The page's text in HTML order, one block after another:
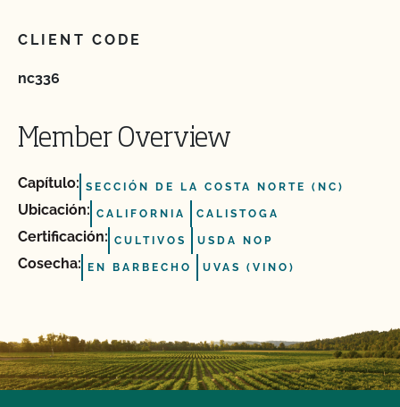
CLIENT CODE
nc336
Member Overview
Capítulo: SECCIÓN DE LA COSTA NORTE (NC)
Ubicación: CALIFORNIA CALISTOGA
Certificación: CULTIVOS USDA NOP
Cosecha: EN BARBECHO UVAS (VINO)